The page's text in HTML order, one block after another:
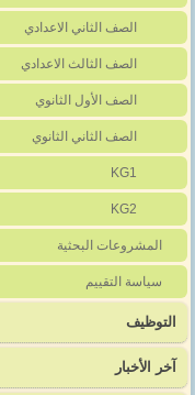
الصف الثاني الاعدادي
الصف الثالث الاعدادي
الصف الأول الثانوي
الصف الثاني الثانوي
KG1
KG2
المشروعات البحثية
سياسة التقييم
التوظيف
آخر اﻷخبار